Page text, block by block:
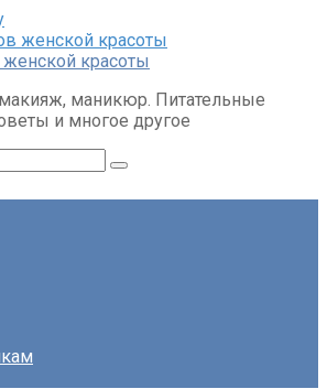
красоты
маникюр. Питательные
и многое другое